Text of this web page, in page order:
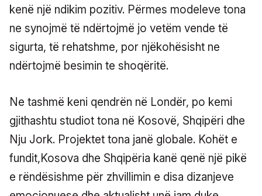
kenë një ndikim pozitiv. Përmes modeleve tona
ne synojmë të ndërtojmë jo vetëm vende të
sigurta, të rehatshme, por njëkohësisht ne
ndërtojmë besimin te shoqëritë.
Ne tashmë keni qendrën në Londër, po kemi
gjithashtu studiot tona në Kosovë, Shqipëri dhe
Nju Jork. Projektet tona janë globale. Kohët e
fundit,Kosova dhe Shqipëria kanë qenë një pikë
e rëndësishme për zhvillimin e disa dizanjeve